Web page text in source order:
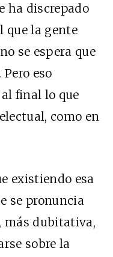
ha discrepado
que la gente
se espera que
eso
final lo que
como en
existiendo esa
se pronuncia
más dubitativa,
sobre la